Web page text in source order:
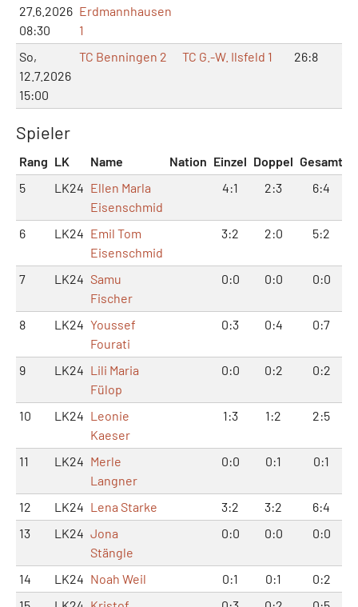
27.6.2026
08:30
Erdmannhausen
1
So,
12.7.2026
15:00
TC Benningen 2 TC G.-W. Ilsfeld 1 26:8
Spieler
Rang LK Name Nation Einzel Doppel Gesamt
5
LK24 Ellen Marla
Eisenschmid
4:1 2:3 6:4
6 LK24 Emil Tom
Eisenschmid
3:2 2:0 5:2
7 LK24 Samu
Fischer
0:0 0:0 0:0
8 LK24 Youssef
Fourati
0:3 0:4 0:7
9 LK24 Lili Maria
Fülop
0:0 0:2 0:2
10 LK24 Leonie
Kaeser
1:3 1:2 2:5
11 LK24 Merle
Langner
0:0 0:1 0:1
12 LK24 Lena Starke 3:2 3:2
6:4
13
LK24 Jona
Stängle
0:0 0:0 0:0
14 LK24 Noah Weil 0:1 0:1
0:2